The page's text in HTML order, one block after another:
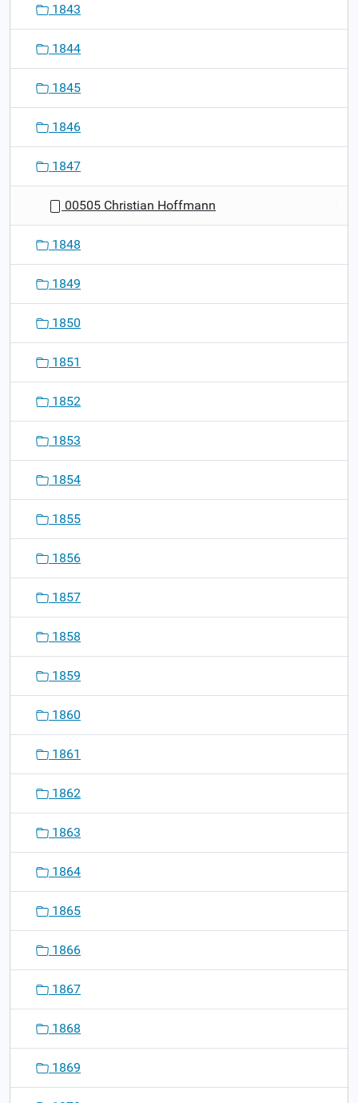
1843
1844
1845
1846
1847
00505 Christian Hoffmann
1848
1849
1850
1851
1852
1853
1854
1855
1856
1857
1858
1859
1860
1861
1862
1863
1864
1865
1866
1867
1868
1869